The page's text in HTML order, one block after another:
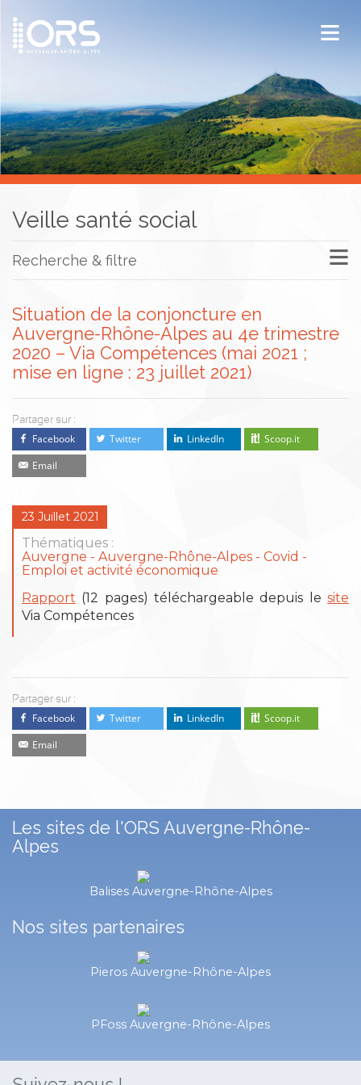
ORS Auvergne-Rhône-Alpes
Publications
Documentation / Veille
Veille santé social
Recherche & filtre
Situation de la conjoncture en
Auvergne-Rhône-Alpes au 4e trimestre
2020 – Via Compétences (mai 2021 ;
mise en ligne : 23 juillet 2021)
Partager sur :
Facebook Twitter LinkedIn
Scoop.it
Email
23 Juillet 2021
Thématiques :
Auvergne
Auvergne-Rhône-Alpes
Covid
Emploi et activité économique
Rapport (12 pages) téléchargeable depuis le site
Via Compétences
Partager sur :
Facebook Twitter LinkedIn
Scoop.it
Email
Les sites de l'ORS Auvergne-Rhône-
Alpes
Balises Auvergne-Rhône-Alpes
Nos sites partenaires
Pieros Auvergne-Rhône-Alpes
PFoss Auvergne-Rhône-Alpes